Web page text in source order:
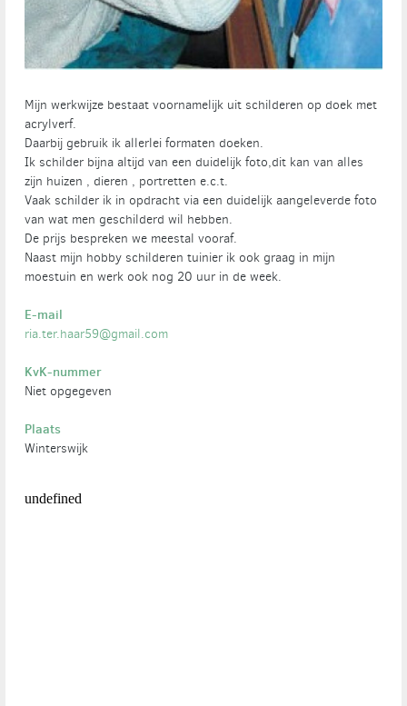
Mijn werkwijze bestaat voornamelijk uit schilderen op doek met
acrylverf.
Daarbij gebruik ik allerlei formaten doeken.
Ik schilder bijna altijd van een duidelijk foto,dit kan van alles
zijn huizen , dieren , portretten e.c.t.
Vaak schilder ik in opdracht via een duidelijk aangeleverde foto
van wat men geschilderd wil hebben.
De prijs bespreken we meestal vooraf.
Naast mijn hobby schilderen tuinier ik ook graag in mijn
moestuin en werk ook nog 20 uur in de week.
E-mail
ria.ter.haar59@gmail.com
KvK-nummer
Niet opgegeven
Plaats
Winterswijk